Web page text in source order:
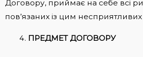
Договору, приймає на себе всі
пов’язаних із цим несприятливих
ПРЕДМЕТ ДОГОВОРУ